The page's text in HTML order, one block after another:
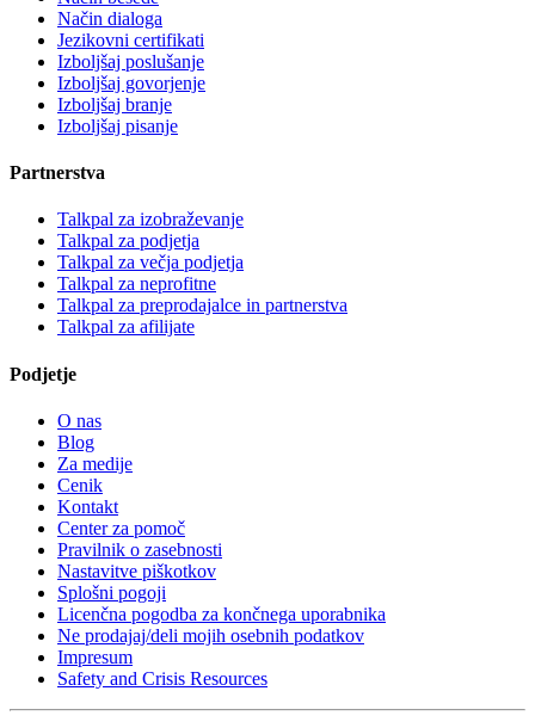
Način dialoga
Jezikovni certifikati
Izboljšaj poslušanje
Izboljšaj govorjenje
Izboljšaj branje
Izboljšaj pisanje
Partnerstva
Talkpal za izobraževanje
Talkpal za podjetja
Talkpal za večja podjetja
Talkpal za neprofitne
Talkpal za preprodajalce in partnerstva
Talkpal za afilijate
Podjetje
O nas
Blog
Za medije
Cenik
Kontakt
Center za pomoč
Pravilnik o zasebnosti
Nastavitve piškotkov
Splošni pogoji
Licenčna pogodba za končnega uporabnika
Ne prodajaj/deli mojih osebnih podatkov
Impresum
Safety and Crisis Resources